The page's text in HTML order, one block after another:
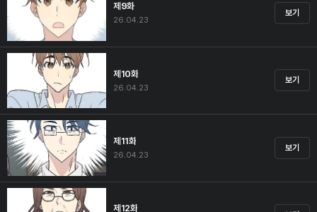
제9화
26.04.23
보기
제10화
26.04.23
보기
제11화
26.04.23
보기
제12화